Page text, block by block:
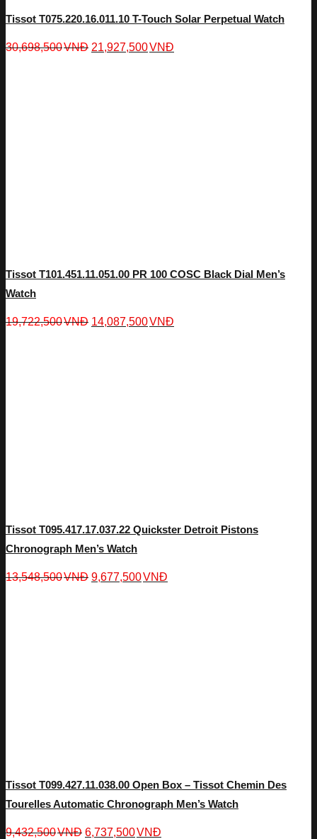
Tissot T075.220.16.011.10 T-Touch Solar Perpetual Watch
30,698,500VNĐ 21,927,500VNĐ
Tissot T101.451.11.051.00 PR 100 COSC Black Dial Men’s
Watch
19,722,500VNĐ 14,087,500VNĐ
Tissot T095.417.17.037.22 Quickster Detroit Pistons
Chronograph Men’s Watch
13,548,500VNĐ 9,677,500VNĐ
Tissot T099.427.11.038.00 Open Box – Tissot Chemin Des
Tourelles Automatic Chronograph Men’s Watch
9,432,500VNĐ 6,737,500VNĐ